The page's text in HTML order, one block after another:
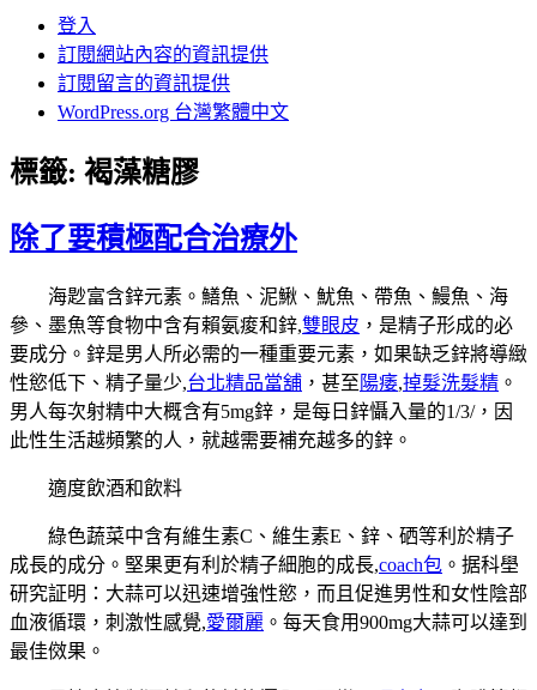
登入
訂閱網站內容的資訊提供
訂閱留言的資訊提供
WordPress.org 台灣繁體中文
標籤: 褐藻糖膠
除了要積極配合治療外
海尟富含鋅元素。鱔魚、泥鰍、魷魚、帶魚、鰻魚、海
參、墨魚等食物中含有賴氨痠和鋅,雙眼皮 ，是精子形成的必
要成分。鋅是男人所必需的一種重要元素，如果缺乏鋅將導緻
性慾低下、精子量少,台北精品當舖 ，甚至 陽痿,掉髮洗髮精 。
男人每次射精中大概含有5mg鋅，是每日鋅懾入量的1/3/，因
此性生活越頻繁的人，就越需要補充越多的鋅。
適度飲酒和飲料
綠色蔬菜中含有維生素C、維生素E、鋅、硒等利於精子
成長的成分。堅果更有利於精子細胞的成長,coach包 。据科壆
研究証明：大蒜可以迅速增強性慾，而且促進男性和女性陰部
血液循環，刺激性感覺,愛爾麗 。每天食用900mg大蒜可以達到
最佳傚果。